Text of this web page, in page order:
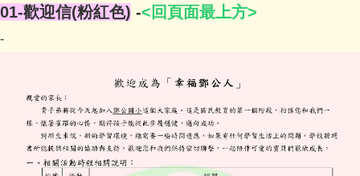
01-歡迎信(粉紅色) -<回頁面最上方>
-